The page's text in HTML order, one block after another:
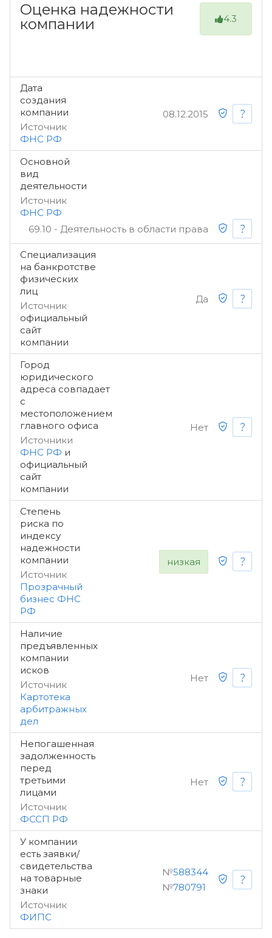
Оценка надежности
компании
4.3
Дата
создания
компании
Источник
ФНС РФ
08.12.2015
Основной
вид
деятельности
Источник
ФНС РФ
69.10 - Деятельность в области права
Специализация
на банкротстве
физических
лиц
Источник
официальный
сайт
компании
Да
Город
юридического
адреса совпадает
с
местоположением
главного офиса
Источники
ФНС РФ и
официальный
сайт
компании
Нет
Степень
риска по
индексу
надежности
компании
Источник
Прозрачный
бизнес ФНС
РФ
низкая
Наличие
предъявленных
компании
исков
Источник
Картотека
арбитражных
дел
Нет
Непогашенная
задолженность
перед
третьими
лицами
Источник
ФССП РФ
Нет
У компании
есть заявки/
свидетельства
на товарные
знаки
Источник
ФИПС
№588344
№780791